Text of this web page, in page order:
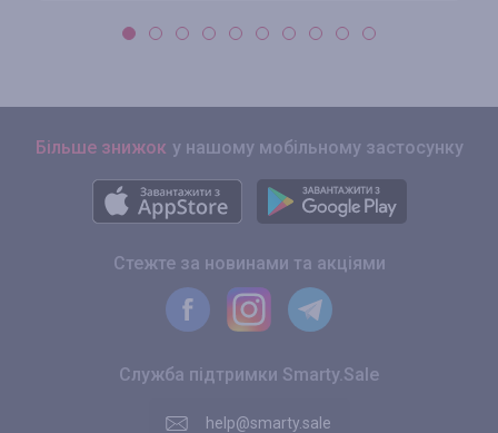
Більше знижок у нашому мобільному застосунку
Стежте за новинами та акціями
Служба підтримки Smarty.Sale
help@smarty.sale